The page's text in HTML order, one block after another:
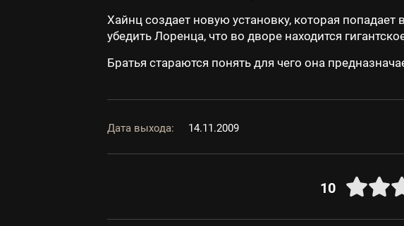
Хайнц создает новую установку, которая
убедить Лоренца, что во дворе находится
Братья стараются понять для чего она
Дата выхода: 14.11.2009
10